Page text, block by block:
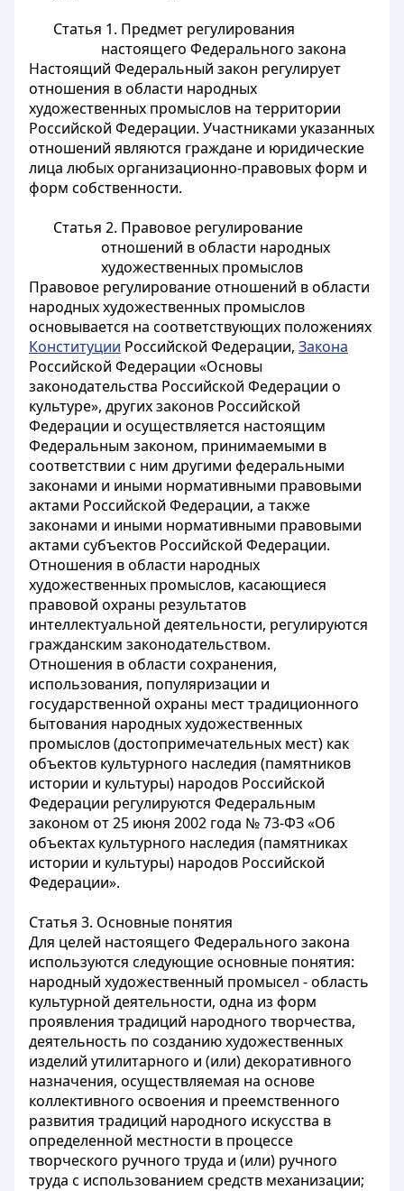
Статья 1. Предмет регулирования
настоящего Федерального закона
Настоящий Федеральный закон регулирует
отношения в области народных
художественных промыслов на территории
Российской Федерации. Участниками указанных
отношений являются граждане и юридические
лица любых организационно-правовых форм и
форм собственности.
Статья 2. Правовое регулирование
отношений в области народных
художественных промыслов
Правовое регулирование отношений в области
народных художественных промыслов
основывается на соответствующих положениях
Конституции Российской Федерации, Закона
Российской Федерации «Основы
законодательства Российской Федерации о
культуре», других законов Российской
Федерации и осуществляется настоящим
Федеральным законом, принимаемыми в
соответствии с ним другими федеральными
законами и иными нормативными правовыми
актами Российской Федерации, а также
законами и иными нормативными правовыми
актами субъектов Российской Федерации.
Отношения в области народных
художественных промыслов, касающиеся
правовой охраны результатов
интеллектуальной деятельности, регулируются
гражданским законодательством.
Отношения в области сохранения,
использования, популяризации и
государственной охраны мест традиционного
бытования народных художественных
промыслов (достопримечательных мест) как
объектов культурного наследия (памятников
истории и культуры) народов Российской
Федерации регулируются Федеральным
законом от 25 июня 2002 года № 73-ФЗ «Об
объектах культурного наследия (памятниках
истории и культуры) народов Российской
Федерации».
Статья 3. Основные понятия
Для целей настоящего Федерального закона
используются следующие основные понятия:
народный художественный промысел - область
культурной деятельности, одна из форм
проявления традиций народного творчества,
деятельность по созданию художественных
изделий утилитарного и (или) декоративного
назначения, осуществляемая на основе
коллективного освоения и преемственного
развития традиций народного искусства в
определенной местности в процессе
творческого ручного труда и (или) ручного
труда с использованием средств механизации;